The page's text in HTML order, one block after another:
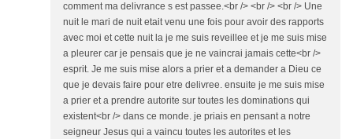
comment ma delivrance s est passee.<br /> <br /> <br /> Une
nuit le mari de nuit etait venu une fois pour avoir des rapports
avec moi et cette nuit la je me suis reveillee et je me suis mise
a pleurer car je pensais que je ne vaincrai jamais cette<br />
esprit. Je me suis mise alors a prier et a demander a Dieu ce
que je devais faire pour etre delivree. ensuite je me suis mise
a prier et a prendre autorite sur toutes les dominations qui
existent<br /> dans ce monde. je priais en pensant a notre
seigneur Jesus qui a vaincu toutes les autorites et les